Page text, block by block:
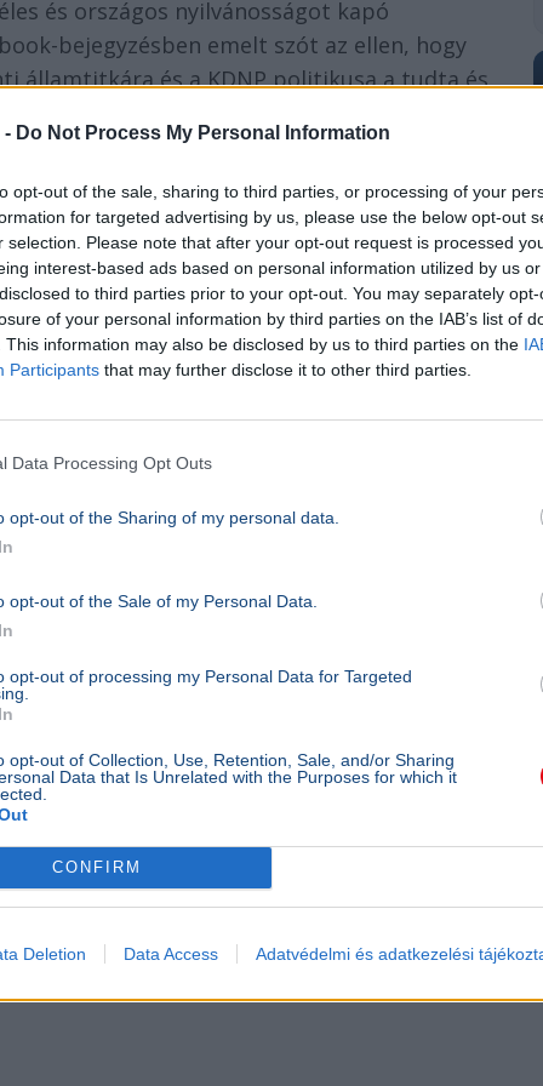
- Do Not Process My Personal Information
opt-out of the sale, sharing to third parties, or processing of your
for targeted advertising by us, please use the below opt-out
selection. Please note that after your opt-out request is processed
interest-based ads based on personal information utilized by us
to third parties prior to your opt-out. You may separately
of your personal information by third parties on the IAB’s list of
This information may also be disclosed by us to third parties on the
Participants that may further disclose it to other third parties.
Data Processing Opt Outs
opt-out of the Sharing of my personal data.
opt-out of the Sale of my Personal Data.
opt-out of processing my Personal Data for Targeted
opt-out of Collection, Use, Retention, Sale, and/or Sharing
Data that Is Unrelated with the Purposes for which it
CONFIRM
Deletion Data Access Adatvédelmi és adatkezelési
és országos nyilvánosságot kapó
bejegyzésben emelt szót az ellen, hogy
államtitkára és a KDNP politikusa a tudta és
készült fotót saját politikai
. A rendőrség vezetése lépett: egy új
öt év szolgálati viszonyhoz köti a pozíciót
seriffprogramból.
testület belső fegyelmi eljárást indított az
fegyelmi vétséget. A határozat indoklása
a rendőr veszélyeztette a személyi
további szakmai és nyilvános
leegyeztetett bűnmegelőzési előadásait
és elszigetelődés végül odáig
a hivatását.